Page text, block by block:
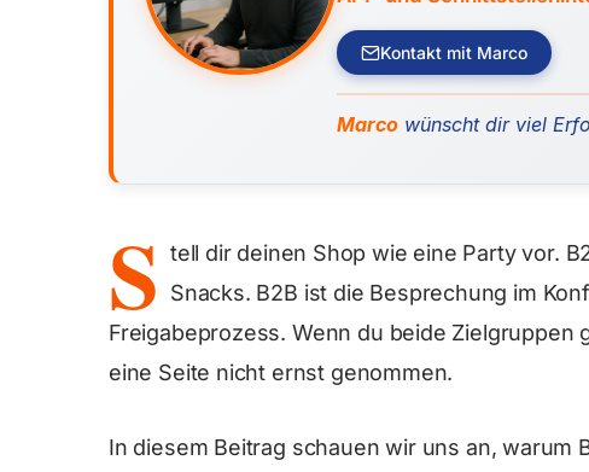
Kontakt mit Marco
Marco wünscht dir viel
S tell dir deinen Shop wie eine Party vor.
Snacks. B2B ist die Besprechung im
Freigabeprozess. Wenn du beide
eine Seite nicht ernst genommen.
In diesem Beitrag schauen wir uns an, warum